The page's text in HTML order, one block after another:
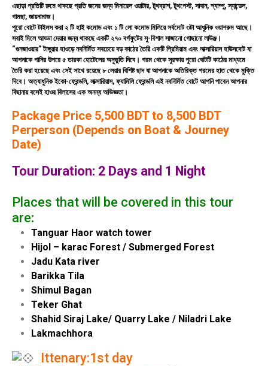
এছাড়া প্রতিটি রুমে থাকছে প্রতি জনের জন্য মিনারেল ওয়াটার, টুথব্রাশ, টুথপেস্ট, সাবান, শ্যাম্পু, স্যান্ডেল,
গামছা, জায়নামাজ।
পুরো বোটে টাইলস করা ২ টি হাই কমোড এবং ১ টি লো কমোড মিলিয়ে সর্বমোট ৩টা আধুনিক ওয়াশরুম আছে।
সবাই মিলে আড্ডা দেয়ার জন্য থাকছে একটি ২৭০ বর্গফুটের সু-বিশাল সাজানো গোছানো লাউঞ্জ।
“গুনজাওয়ার” টাঙ্গুয়ার হাওড়ে নবনির্মিত সবচেয়ে বড় কাঠের তৈরি একটি প্রিমিয়াম এবং লাক্সারিয়াস হাউসবোট যা
আপনাকে পানির উপরে ৫ তারকা হোটেলের অনুভুতি দিবে। গরম থেকে সুরক্ষায় পুরো বোটটি কাঠের মাধ্যমে
তৈরি করা হয়েছে এবং সেই সাথে রয়েছে ৮ লেয়ার বিশিষ্ট ছাদ যা আপনাকে অতিরিক্ত গরমের হাত থেকে মুক্তি
দিবে। অত্যাধুনিক ইকো-ফ্রেন্ডলি, লাক্সারিয়াস, ফ্যামিলি ফ্রেন্ডলি এই নবনির্মিত বোটে আপনি পাবেন আপনার
বিছানায় বসেই হাওর বিলাসের এক অনন্য অভিজ্ঞতা।
Package Price 5,500 BDT to 8,500 BDT
Perperson (Depends on Boat & Journey
Date)
Tour Duration: 2 Days and 1 Night
Places that will be covered in this tour
are:
Tanguar Haor watch tower
Hijol – karac Forest / Submerged Forest
Jadu Kata river
Barikka Tila
Shimul Bagan
Teker Ghat
Shahid Siraj Lake/ Quarry Lake / Niladri Lake
Lakmachhora
Ittenary:1st day